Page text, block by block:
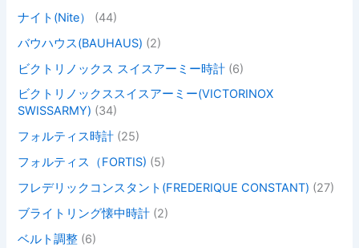
ナイト(Nite）
(44)
バウハウス(BAUHAUS) (2)
ビクトリノックス スイスアーミー時計 (6)
ビクトリノックススイスアーミー(VICTORINOX
SWISSARMY) (34)
フォルティス時計 (25)
フォルティス（FORTIS) (5)
フレデリックコンスタント(FREDERIQUE CONSTANT) (27)
ブライトリング懐中時計 (2)
ベルト調整 (6)